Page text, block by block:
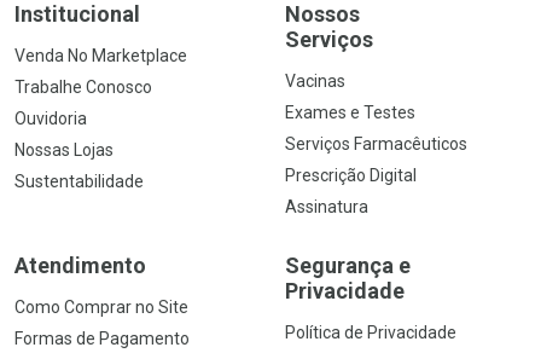
Institucional
Venda No Marketplace
Trabalhe Conosco
Ouvidoria
Nossas Lojas
Sustentabilidade
Nossos
Serviços
Vacinas
Exames e Testes
Serviços Farmacêuticos
Prescrição Digital
Assinatura
Atendimento
Como Comprar no Site
Formas de Pagamento
Segurança e
Privacidade
Política de Privacidade